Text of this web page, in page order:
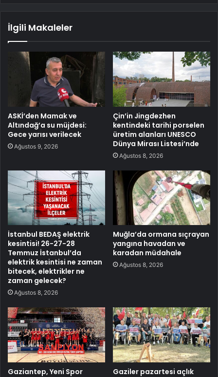
İlgili Makaleler
ASKİ’den Mamak ve
Altındağ’a su müjdesi:
Gece yarısı verilecek
Ağustos 9, 2026
Çin’in Jingdezhen
kentindeki tarihi porselen
üretim alanları UNESCO
Dünya Mirası Listesi’nde
Ağustos 8, 2026
İstanbul BEDAŞ elektrik
kesintisi! 26-27-28
Temmuz İstanbul’da
elektrik kesintisi ne zaman
bitecek, elektrikler ne
zaman gelecek?
Ağustos 8, 2026
Muğla’da ormana sıçrayan
yangına havadan ve
karadan müdahale
Ağustos 8, 2026
Gaziantep, Yeni Spor
Gaziler pazartesi açlık